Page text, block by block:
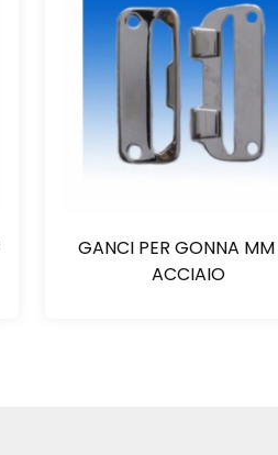
GANCI PER GONNA
ACCIAIO